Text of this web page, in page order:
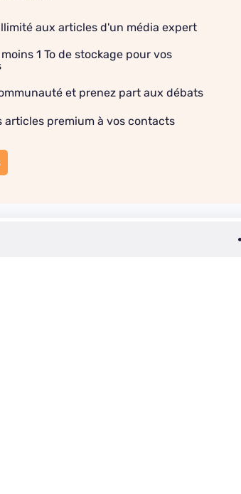
aux articles d'un média expert
1 To de stockage pour vos
et prenez part aux débats
articles premium à vos contacts